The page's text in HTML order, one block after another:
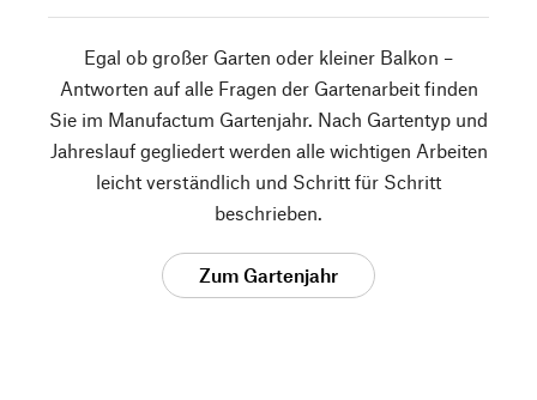
Egal ob großer Garten oder kleiner Balkon –
Antworten auf alle Fragen der Gartenarbeit finden
Sie im Manufactum Gartenjahr. Nach Gartentyp und
Jahreslauf gegliedert werden alle wichtigen Arbeiten
leicht verständlich und Schritt für Schritt
beschrieben.
Zum Gartenjahr